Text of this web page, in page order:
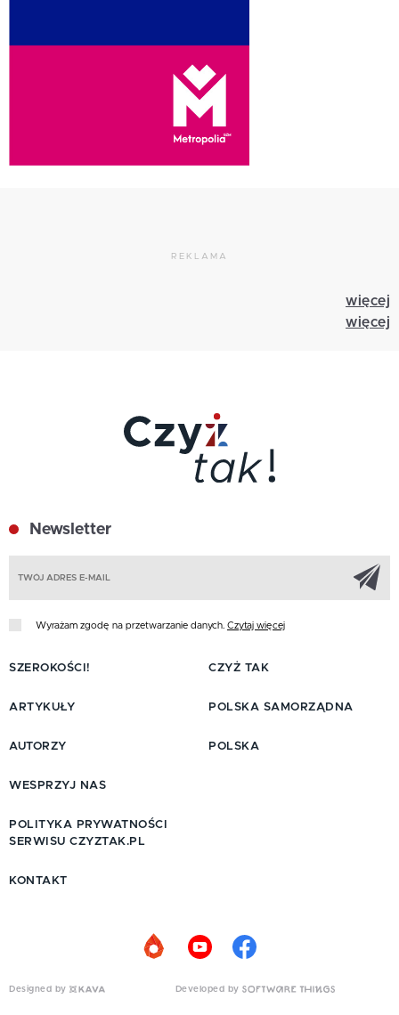
REKLAMA
więcej
więcej
Newsletter
Wyrażam zgodę na przetwarzanie danych. Czytaj więcej
SZEROKOŚCI!
ARTYKUŁY
AUTORZY
CZYŻ TAK
POLSKA SAMORZĄDNA
POLSKA
WESPRZYJ NAS
POLITYKA PRYWATNOŚCI
SERWISU CZYZTAK.PL
KONTAKT
Designed by Developed by